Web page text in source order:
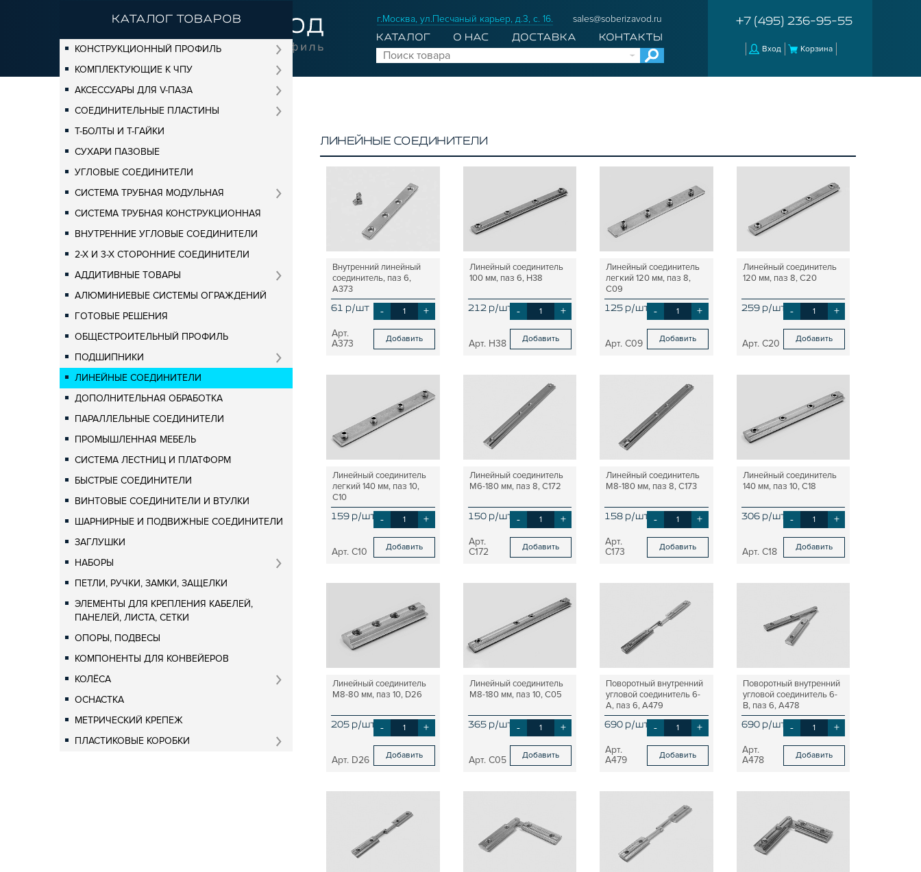
г.Москва, ул.Песчаный карьер, д.3, с. 16. sales@soberizavod.ru
КАТАЛОГ О НАС ДОСТАВКА КОНТАКТЫ
+7 (495) 236-95-55
Вход Корзина
КАТАЛОГ ТОВАРОВ
КОНСТРУКЦИОННЫЙ ПРОФИЛЬ
КОМПЛЕКТУЮЩИЕ К ЧПУ
АКСЕССУАРЫ ДЛЯ V-ПАЗА
СОЕДИНИТЕЛЬНЫЕ ПЛАСТИНЫ
Т-БОЛТЫ И Т-ГАЙКИ
СУХАРИ ПАЗОВЫЕ
УГЛОВЫЕ СОЕДИНИТЕЛИ
СИСТЕМА ТРУБНАЯ МОДУЛЬНАЯ
СИСТЕМА ТРУБНАЯ КОНСТРУКЦИОННАЯ
ВНУТРЕННИЕ УГЛОВЫЕ СОЕДИНИТЕЛИ
2-Х И 3-Х СТОРОННИЕ СОЕДИНИТЕЛИ
АДДИТИВНЫЕ ТОВАРЫ
АЛЮМИНИЕВЫЕ СИСТЕМЫ ОГРАЖДЕНИЙ
ГОТОВЫЕ РЕШЕНИЯ
ОБЩЕСТРОИТЕЛЬНЫЙ ПРОФИЛЬ
ПОДШИПНИКИ
ЛИНЕЙНЫЕ СОЕДИНИТЕЛИ
ДОПОЛНИТЕЛЬНАЯ ОБРАБОТКА
ПАРАЛЛЕЛЬНЫЕ СОЕДИНИТЕЛИ
ПРОМЫШЛЕННАЯ МЕБЕЛЬ
СИСТЕМА ЛЕСТНИЦ И ПЛАТФОРМ
БЫСТРЫЕ СОЕДИНИТЕЛИ
ВИНТОВЫЕ СОЕДИНИТЕЛИ И ВТУЛКИ
ШАРНИРНЫЕ И ПОДВИЖНЫЕ СОЕДИНИТЕЛИ
ЗАГЛУШКИ
НАБОРЫ
ПЕТЛИ, РУЧКИ, ЗАМКИ, ЗАЩЕЛКИ
ЭЛЕМЕНТЫ ДЛЯ КРЕПЛЕНИЯ КАБЕЛЕЙ,
ПАНЕЛЕЙ, ЛИСТА, СЕТКИ
ОПОРЫ, ПОДВЕСЫ
КОМПОНЕНТЫ ДЛЯ КОНВЕЙЕРОВ
КОЛЁСА
ОСНАСТКА
МЕТРИЧЕСКИЙ КРЕПЕЖ
ПЛАСТИКОВЫЕ КОРОБКИ
ЛИНЕЙНЫЕ СОЕДИНИТЕЛИ
Внутренний линейный
соединитель, паз 6,
A373
61 р/шт - +
A373 Добавить
Линейный соединитель
100 мм, паз 6, H38
212 р/шт - +
H38 Добавить
Линейный соединитель
легкий 120 мм, паз 8,
C09
125 р/шт - +
C09 Добавить
Линейный соединитель
120 мм, паз 8, C20
259 р/шт - +
C20 Добавить
Линейный соединитель
легкий 140 мм, паз 10,
C10
159 р/шт - +
C10 Добавить
Линейный соединитель
М6-180 мм, паз 8, C172
150 р/шт - +
C172 Добавить
Линейный соединитель
М8-180 мм, паз 8, C173
158 р/шт - +
C173 Добавить
Линейный соединитель
140 мм, паз 10, C18
306 р/шт - +
C18 Добавить
Линейный соединитель
М8-80 мм, паз 10, D26
205 р/шт - +
D26 Добавить
Линейный соединитель
М8-180 мм, паз 10, C05
365 р/шт - +
C05 Добавить
Поворотный внутренний
угловой соединитель 6-
А, паз 6, A479
690 р/шт - +
A479 Добавить
Поворотный внутренний
угловой соединитель 6-
B, паз 6, A478
690 р/шт - +
A478 Добавить